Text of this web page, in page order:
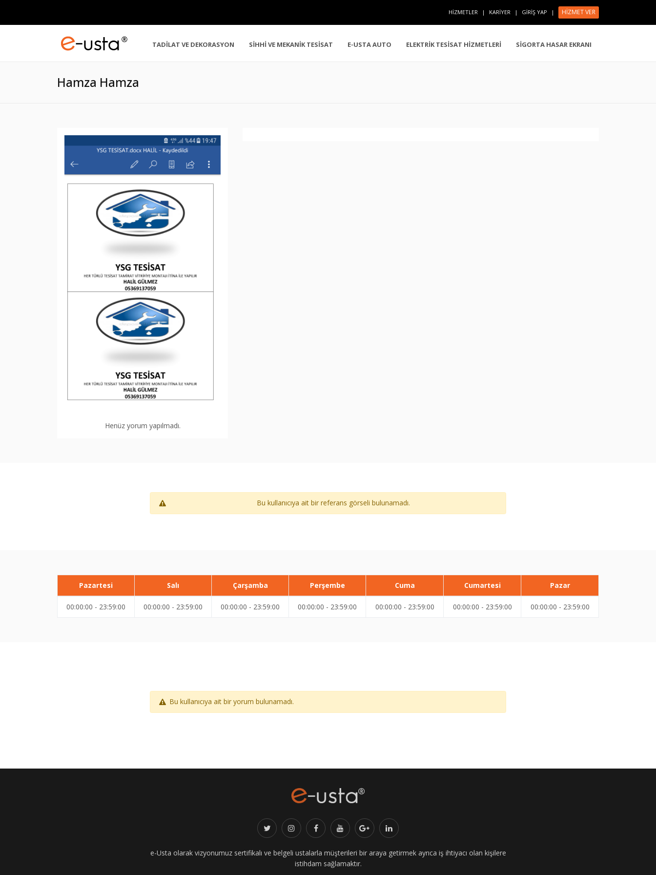
HİZMETLER | KARİYER | GİRİŞ YAP | HİZMET VER
TADİLAT VE DEKORASYON SİHHİ VE MEKANİK TESİSAT E-USTA AUTO ELEKTRİK TESİSAT HİZMETLERİ SİGORTA HASAR EKRANI
Hamza Hamza
Henüz yorum yapılmadı.
Bu kullanıcıya ait bir referans görseli bulunamadı.
Pazartesi Salı Çarşamba Perşembe Cuma Cumartesi Pazar
00:00:00 - 23:59:00 00:00:00 - 23:59:00 00:00:00 - 23:59:00 00:00:00 - 23:59:00 00:00:00 - 23:59:00 00:00:00 - 23:59:00 00:00:00 - 23:59:00
Bu kullanıcıya ait bir yorum bulunamadı.
e-Usta olarak vizyonumuz sertifikalı ve belgeli ustalarla müşterileri bir araya getirmek ayrıca iş ihtiyacı olan kişilere
istihdam sağlamaktır.